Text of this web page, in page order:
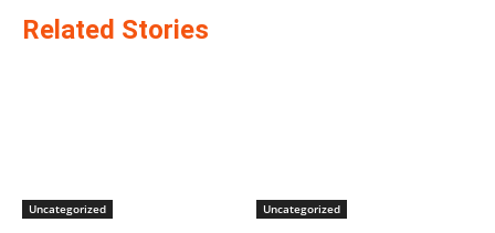
Related Stories
Uncategorized Uncategorized